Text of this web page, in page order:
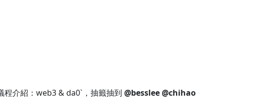
介紹：web3 & da0`，抽籤抽到 @besslee@chihao